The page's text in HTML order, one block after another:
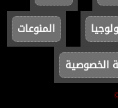
المنوعات
الخصوصية